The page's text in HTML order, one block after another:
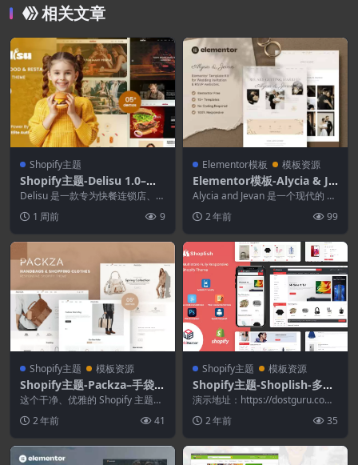
相关文章
Shopify主题
Shopify主题-Delisu 1.0–快
餐和餐厅响应式Shopify 2.0
主题
Delisu 是一款专为快餐连锁店、咖
pify...1 周前 9
Elementor模板 模板资源
Elementor模板-Alycia & Je
van–婚礼邀请和RSVP Elem
entor模板套件
Alycia and Jevan 是一个现代的 El
2 年前 99
Shopify主题 模板资源
Shopify主题-Packza–手袋和
购物服装Shopify主题
这个干净、优雅的 Shopify 主题专
为创建商业专业在线商店而设计。
它非常适合...
2 年前 41
Shopify主题 模板资源
Shopify主题-Shoplish-多功
能超市Shopify主题
演示地址：https://dostguru.com/
shopify/shopli...
2 年前 35